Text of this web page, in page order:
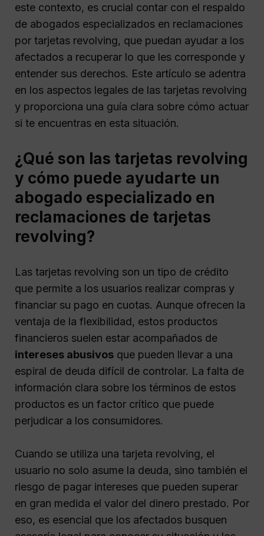
este contexto, es crucial contar con el respaldo
de abogados especializados en reclamaciones
por tarjetas revolving, que puedan ayudar a los
afectados a recuperar lo que les corresponde y
entender sus derechos. Este artículo se adentra
en los aspectos legales de las tarjetas revolving
y proporciona una guía clara sobre cómo actuar
si te encuentras en esta situación.
¿Qué son las tarjetas revolving
y cómo puede ayudarte un
abogado especializado en
reclamaciones de tarjetas
revolving?
Las tarjetas revolving son un tipo de crédito
que permite a los usuarios realizar compras y
financiar su pago en cuotas. Aunque ofrecen la
ventaja de la flexibilidad, estos productos
financieros suelen estar acompañados de
intereses abusivos que pueden llevar a una
espiral de deuda difícil de controlar. La falta de
información clara sobre los términos de estos
productos es un factor crítico que puede
perjudicar a los consumidores.
Cuando se utiliza una tarjeta revolving, el
usuario no solo asume la deuda, sino también el
riesgo de pagar intereses que pueden superar
en gran medida el valor del dinero prestado. Por
eso, es esencial que los afectados busquen